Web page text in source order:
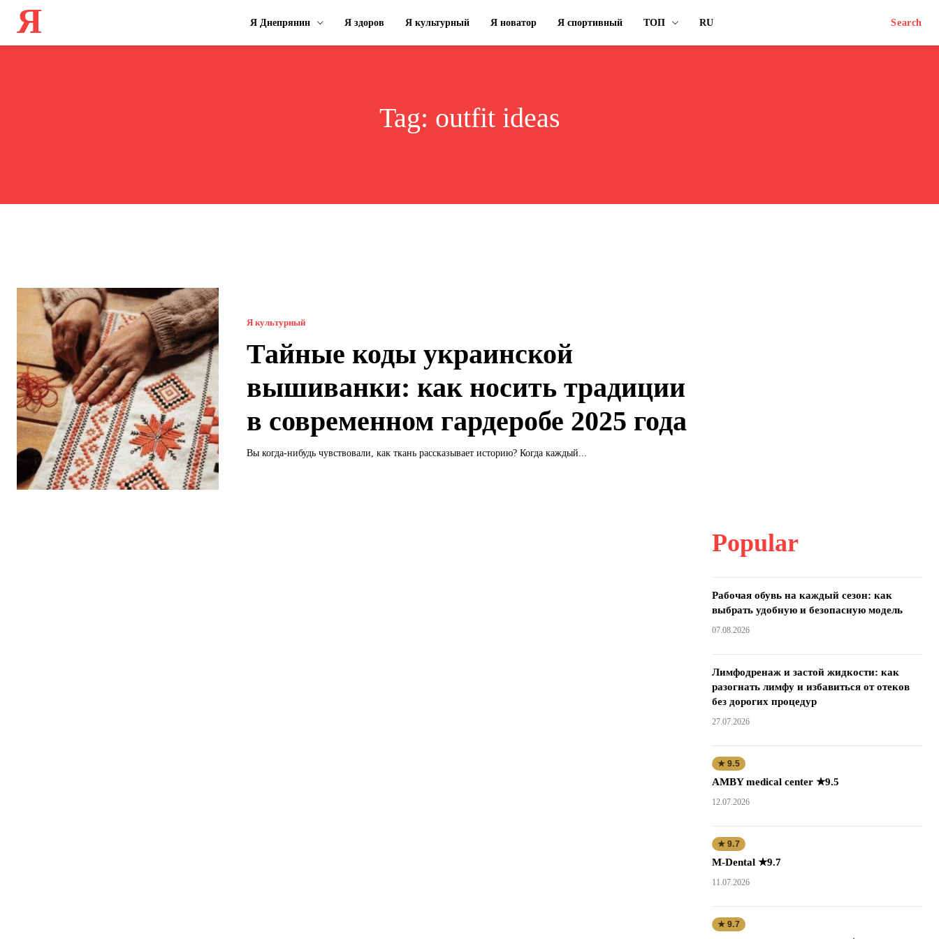
Я Я Днепрянин Я здоров Я культурный Я новатор Я спортивный ТОП RU Search
Tag: outfit ideas
Я культурный
Тайные коды украинской
вышиванки: как носить традиции
в современном гардеробе 2025 года
Вы когда-нибудь чувствовали, как ткань рассказывает историю? Когда каждый...
Popular
Рабочая обувь на каждый сезон: как
выбрать удобную и безопасную модель
07.08.2026
Лимфодренаж и застой жидкости: как
разогнать лимфу и избавиться от отеков
без дорогих процедур
27.07.2026
★ 9.5
AMBY medical center ★9.5
12.07.2026
★ 9.7
M-Dental ★9.7
11.07.2026
★ 9.7